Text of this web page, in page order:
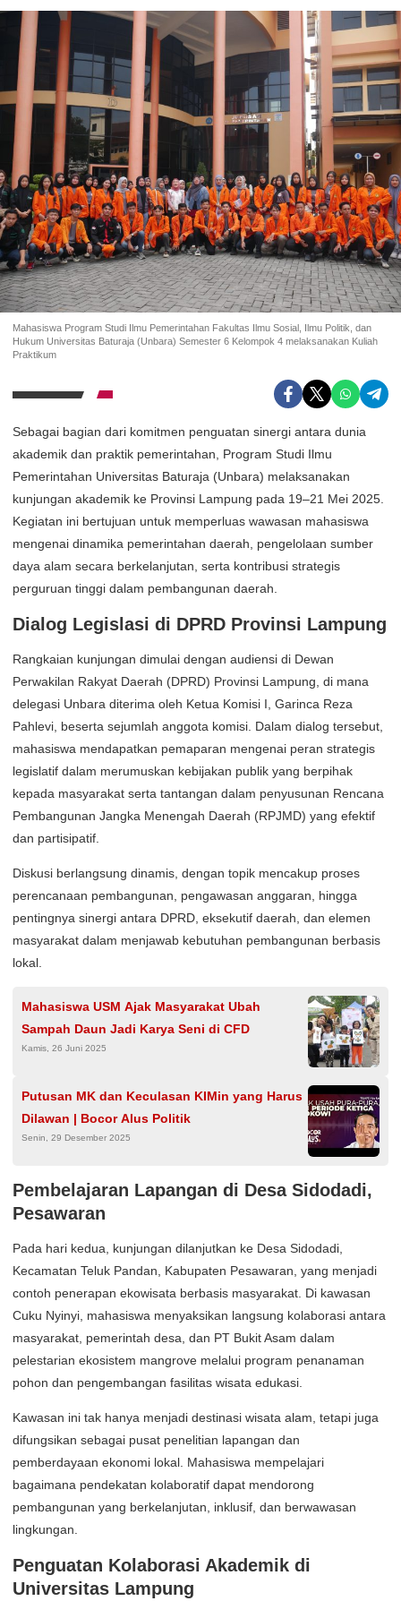
Mahasiswa Program Studi Ilmu Pemerintahan Fakultas Ilmu Sosial, Ilmu Politik, dan
Hukum Universitas Baturaja (Unbara) Semester 6 Kelompok 4 melaksanakan Kuliah
Praktikum
Sebagai bagian dari komitmen penguatan sinergi antara dunia
akademik dan praktik pemerintahan, Program Studi Ilmu
Pemerintahan Universitas Baturaja (Unbara) melaksanakan
kunjungan akademik ke Provinsi Lampung pada 19–21 Mei 2025.
Kegiatan ini bertujuan untuk memperluas wawasan mahasiswa
mengenai dinamika pemerintahan daerah, pengelolaan sumber
daya alam secara berkelanjutan, serta kontribusi strategis
perguruan tinggi dalam pembangunan daerah.
Dialog Legislasi di DPRD Provinsi Lampung
Rangkaian kunjungan dimulai dengan audiensi di Dewan
Perwakilan Rakyat Daerah (DPRD) Provinsi Lampung, di mana
delegasi Unbara diterima oleh Ketua Komisi I, Garinca Reza
Pahlevi, beserta sejumlah anggota komisi. Dalam dialog tersebut,
mahasiswa mendapatkan pemaparan mengenai peran strategis
legislatif dalam merumuskan kebijakan publik yang berpihak
kepada masyarakat serta tantangan dalam penyusunan Rencana
Pembangunan Jangka Menengah Daerah (RPJMD) yang efektif
dan partisipatif.
Diskusi berlangsung dinamis, dengan topik mencakup proses
perencanaan pembangunan, pengawasan anggaran, hingga
pentingnya sinergi antara DPRD, eksekutif daerah, dan elemen
masyarakat dalam menjawab kebutuhan pembangunan berbasis
lokal.
Mahasiswa USM Ajak Masyarakat Ubah
Sampah Daun Jadi Karya Seni di CFD
Kamis, 26 Juni 2025
Putusan MK dan Keculasan KIMin yang Harus
Dilawan | Bocor Alus Politik
Senin, 29 Desember 2025
Pembelajaran Lapangan di Desa Sidodadi,
Pesawaran
Pada hari kedua, kunjungan dilanjutkan ke Desa Sidodadi,
Kecamatan Teluk Pandan, Kabupaten Pesawaran, yang menjadi
contoh penerapan ekowisata berbasis masyarakat. Di kawasan
Cuku Nyinyi, mahasiswa menyaksikan langsung kolaborasi antara
masyarakat, pemerintah desa, dan PT Bukit Asam dalam
pelestarian ekosistem mangrove melalui program penanaman
pohon dan pengembangan fasilitas wisata edukasi.
Kawasan ini tak hanya menjadi destinasi wisata alam, tetapi juga
difungsikan sebagai pusat penelitian lapangan dan
pemberdayaan ekonomi lokal. Mahasiswa mempelajari
bagaimana pendekatan kolaboratif dapat mendorong
pembangunan yang berkelanjutan, inklusif, dan berwawasan
lingkungan.
Penguatan Kolaborasi Akademik di
Universitas Lampung